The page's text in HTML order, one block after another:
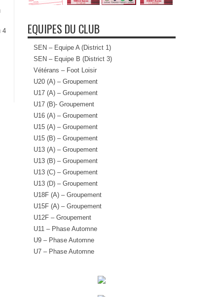
4 EQUIPES DU CLUB
SEN – Equipe A (District 1)
SEN – Equipe B (District 3)
Vétérans – Foot Loisir
U20 (A) – Groupement
U17 (A) – Groupement
U17 (B)- Groupement
U16 (A) – Groupement
U15 (A) – Groupement
U15 (B) – Groupement
U13 (A) – Groupement
U13 (B) – Groupement
U13 (C) – Groupement
U13 (D) – Groupement
U18F (A) – Groupement
U15F (A) – Groupement
U12F – Groupement
U11 – Phase Automne
U9 – Phase Automne
U7 – Phase Automne